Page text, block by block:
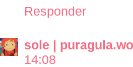
Responder
sole |
14:08